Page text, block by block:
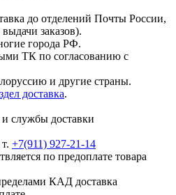
до отделений Почты России,
заказов).
города РФ.
ТК по согласованию с
и другие страны.
доставка.
+7(911) 927-21-14
по предоплате товара
КАД доставка